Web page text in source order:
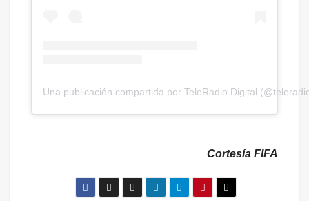
Una publicación compartida por TeleRadio Digital
Cortesía FIFA